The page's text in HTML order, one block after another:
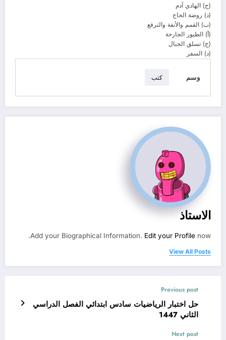
(ج) الهادي آدم
(د) روضة الحاج
(ب) القمم والأنفة والترفع
(أ) الطيور الجارحة
(ج) تسلق الجبال
(د) السفر
وسم كتب
الاستاذ
Add your Biographical Information. Edit your Profile now.
View All Posts
Previous post
حل اختبار الرياضيات سادس ابتدائي الفصل الدراسي
الثاني 1447
Next post